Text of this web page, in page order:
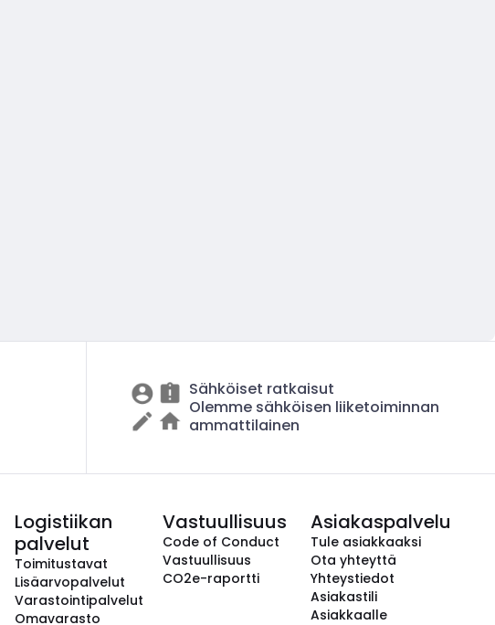
Sähköiset ratkaisut
Olemme sähköisen liiketoiminnan
ammattilainen
Logistiikan
palvelut
Toimitustavat
Lisäarvopalvelut
Varastointipalvelut
Omavarasto
Vastuullisuus
Code of Conduct
Vastuullisuus
CO2e-raportti
Asiakaspalvelu
Tule asiakkaaksi
Ota yhteyttä
Yhteystiedot
Asiakastili
Asiakkaalle